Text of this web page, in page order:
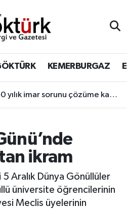
KEMERBURGAZ
imar sorunu çözüme kavuşuyor
ikram
Aralık Dünya Gönüllüler
üniversite öğrencilerinin
Meclis üyelerinin
Haritası
ve Fikstür